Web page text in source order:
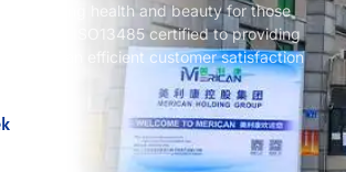
to bring health and beauty for those
and ISO13485 certified to providing
and an efficient customer satisfaction